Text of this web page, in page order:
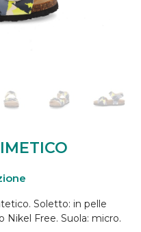
Soletto: in pelle
Nikel Free. Suola: micro.